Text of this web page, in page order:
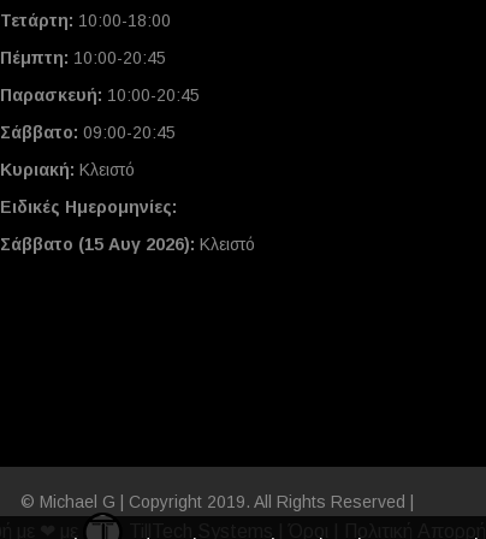
Τετάρτη: 10:00-18:00
Πέμπτη: 10:00-20:45
Παρασκευή: 10:00-20:45
Σάββατο: 09:00-20:45
Κυριακή: Κλειστό
Ειδικές Ημερομηνίες:
Σάββατο (15 Αυγ 2026): Κλειστό
© Michael G | Copyright 2019. All Rights Reserved |